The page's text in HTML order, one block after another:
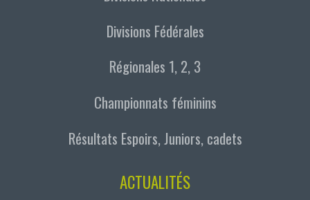
Divisions Fédérales
Régionales 1, 2, 3
Championnats féminins
Résultats Espoirs, Juniors, cadets
ACTUALITÉS